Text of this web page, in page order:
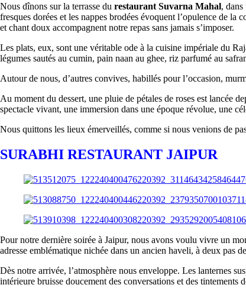
Nous dînons sur la terrasse du restaurant Suvarna Mahal, dans
fresques dorées et les nappes brodées évoquent l’opulence de la
et chant doux accompagnent notre repas sans jamais s’imposer.
Les plats, eux, sont une véritable ode à la cuisine impériale du
légumes sautés au cumin, pain naan au ghee, riz parfumé au
Autour de nous, d’autres convives, habillés pour l’occasion,
Au moment du dessert, une pluie de pétales de roses est lancée
spectacle vivant, une immersion dans une époque révolue, une
Nous quittons les lieux émerveillés, comme si nous venions de
SURABHI RESTAURANT JAIPUR
Pour notre dernière soirée à Jaipur, nous avons voulu vivre un
adresse emblématique nichée dans un ancien haveli, à deux pas
Dès notre arrivée, l’atmosphère nous enveloppe. Les lanternes
intérieure bruisse doucement des conversations et des